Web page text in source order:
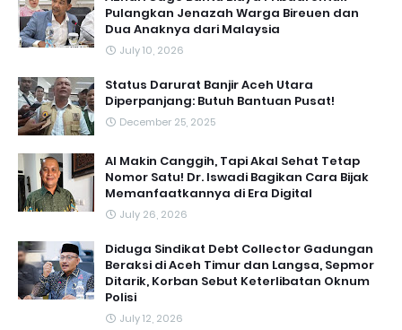
Pulangkan Jenazah Warga Bireuen dan
Dua Anaknya dari Malaysia
July 10, 2026
Status Darurat Banjir Aceh Utara
Diperpanjang: Butuh Bantuan Pusat!
December 25, 2025
AI Makin Canggih, Tapi Akal Sehat Tetap
Nomor Satu! Dr. Iswadi Bagikan Cara Bijak
Memanfaatkannya di Era Digital
July 26, 2026
Diduga Sindikat Debt Collector Gadungan
Beraksi di Aceh Timur dan Langsa, Sepmor
Ditarik, Korban Sebut Keterlibatan Oknum
Polisi
July 12, 2026